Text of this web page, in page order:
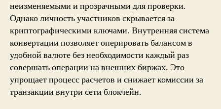
неизменяемыми и прозрачными для проверки.
Однако личность участников скрывается за
криптографическими ключами. Внутренняя система
конвертации позволяет оперировать балансом в
удобной валюте без необходимости каждый раз
совершать операции на внешних биржах. Это
упрощает процесс расчетов и снижает комиссии за
транзакции внутри сети блокчейн.